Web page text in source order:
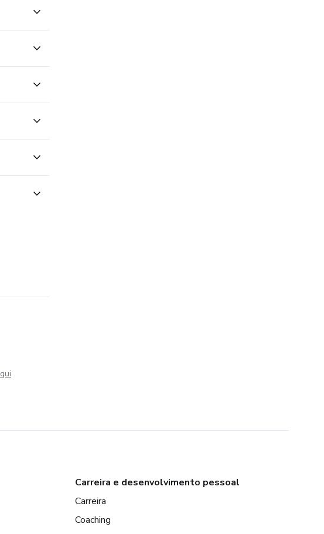
Carreira e desenvolvimento pessoal
Carreira
Coaching